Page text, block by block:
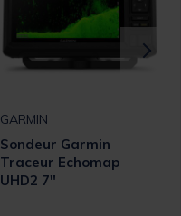
GARMIN
Sondeur Garmin
Traceur Echomap
UHD2 7"